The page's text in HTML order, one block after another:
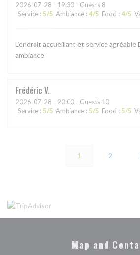
2026-07-28 - 19:30 - Guests 8
Service : 5/5 Ambiance : 4/5 Food : 4/5
L’endroit accueillant et service agréable
ambiance
Frédéric V
2026-07-28 - 20:00 - Guests 10
Service : 5/5 Ambiance : 5/5 Food : 5/5
1 2
Map and